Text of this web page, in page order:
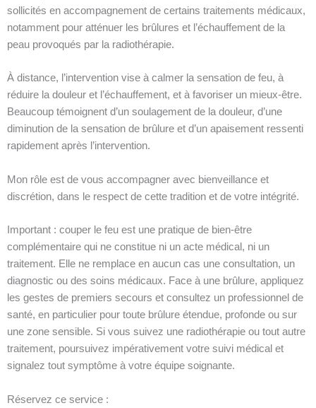
sollicités en accompagnement de certains traitements médicaux,
notamment pour atténuer les brûlures et l’échauffement de la
peau provoqués par la radiothérapie.
À distance, l’intervention vise à calmer la sensation de feu, à
réduire la douleur et l’échauffement, et à favoriser un mieux-être.
Beaucoup témoignent d’un soulagement de la douleur, d’une
diminution de la sensation de brûlure et d’un apaisement ressenti
rapidement après l’intervention.
Mon rôle est de vous accompagner avec bienveillance et
discrétion, dans le respect de cette tradition et de votre intégrité.
Important : couper le feu est une pratique de bien-être
complémentaire qui ne constitue ni un acte médical, ni un
traitement. Elle ne remplace en aucun cas une consultation, un
diagnostic ou des soins médicaux. Face à une brûlure, appliquez
les gestes de premiers secours et consultez un professionnel de
santé, en particulier pour toute brûlure étendue, profonde ou sur
une zone sensible. Si vous suivez une radiothérapie ou tout autre
traitement, poursuivez impérativement votre suivi médical et
signalez tout symptôme à votre équipe soignante.
Réservez ce service :